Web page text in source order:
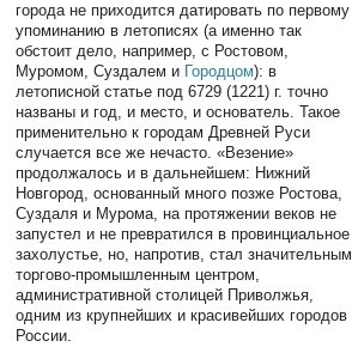
города не приходится датировать по первому
упоминанию в летописях (а именно так
обстоит дело, например, с Ростовом,
Муромом, Суздалем и Городцом): в
летописной статье под 6729 (1221) г. точно
названы и год, и место, и основатель. Такое
применительно к городам Древней Руси
случается все же нечасто. «Везение»
продолжалось и в дальнейшем: Нижний
Новгород, основанный много позже Ростова,
Суздаля и Мурома, на протяжении веков не
запустел и не превратился в провинциальное
захолустье, но, напротив, стал значительным
торгово-промышленным центром,
административной столицей Приволжья,
одним из крупнейших и красивейших городов
России.